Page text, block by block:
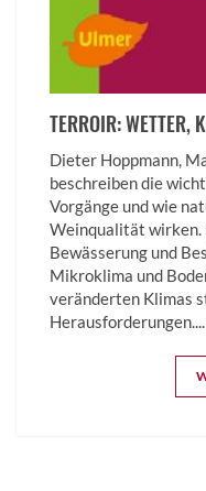
TERROIR: WETTER,
Dieter Hoppmann,
beschreiben die
Vorgänge und wie
Weinqualität wirken.
Bewässerung und
Mikroklima und
veränderten Klimas
Herausforderungen....